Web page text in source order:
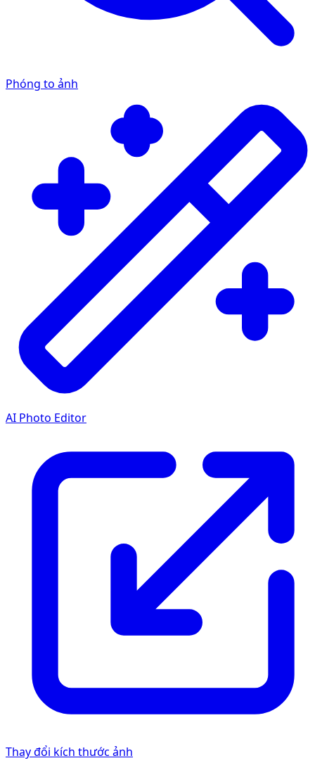
Phóng to ảnh
AI Photo Editor
Thay đổi kích thước ảnh